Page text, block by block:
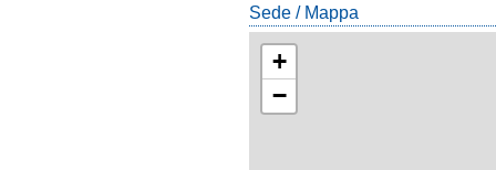
Sede / Mappa
+
−